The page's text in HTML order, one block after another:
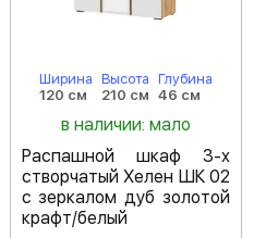
Ширина
120 см
Высота
210 см
Глубина
46 см
в наличии: мало
Распашной шкаф 3-х
створчатый Хелен ШК 02
с зеркалом дуб золотой
крафт/белый